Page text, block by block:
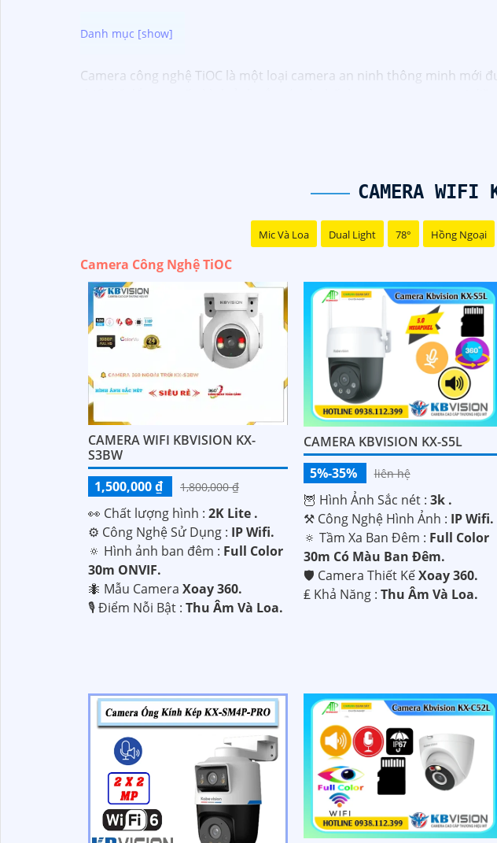
Camera công nghệ TiOC là một loại camera an ninh thông minh mới
Với công nghệ TiOC, camera có khả năng phân biệt rõ ràng giữa
Với khả năng ghi hình sắc nét và độ phân giải cao, camera TiOC sẽ
CAMERA WIFI
Mic Và Loa Dual Light 78° Hồng Ngoại
Camera Công Nghệ TiOC
CAMERA WIFI KBVISION KX-
S3BW
1,500,000 ₫
1,800,000 ₫
️👀 Chất lượng hình : 2K Lite .
⚙ Công Nghệ Sử Dụng : IP Wifi.
🔅 Hình ảnh ban đêm : Full Color
30m ONVIF.
🐜 Mẫu Camera Xoay 360.
️🎙 Điểm Nỗi Bật : Thu Âm Và Loa.
CAMERA KBVISION KX-S5L
5%-35%
liên hệ
🦉 Hình Ảnh Sắc nét : 3k .
⚒ Công Nghệ Hình Ảnh : IP Wifi.
🔅 Tầm Xa Ban Đêm : Full Color
30m Có Màu Ban Ðêm.
🛡 Camera Thiết KếXoay 360.
️₤ Khả Năng : Thu Âm Và Loa.